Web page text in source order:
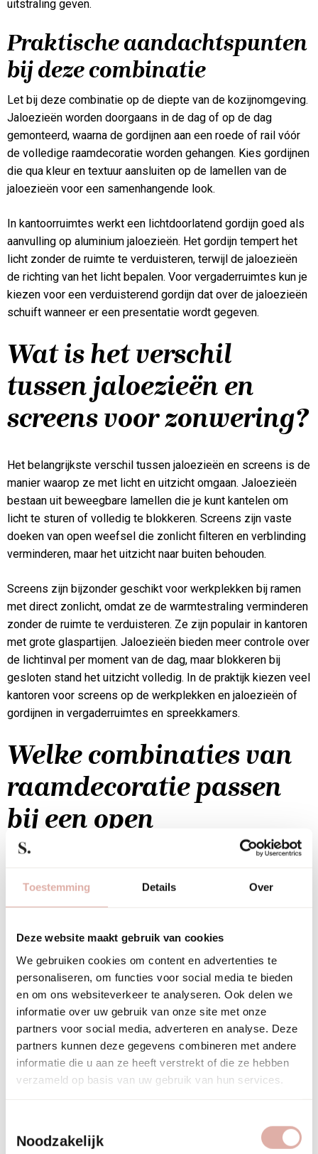
Toestemming Details Over
Deze website maakt gebruik van cookies
We gebruiken cookies om content en advertenties te
personaliseren, om functies voor social media te bieden
en om ons websiteverkeer te analyseren. Ook delen we
informatie over uw gebruik van onze site met onze
partners voor social media, adverteren en analyse. Deze
partners kunnen deze gegevens combineren met andere
informatie die u aan ze heeft verstrekt of die ze hebben
verzameld op basis van uw gebruik van hun services.
Noodzakelijk
uitstraling geven.
Praktische aandachtspunten
bij deze combinatie
Let bij deze combinatie op de diepte van de kozijnomgeving.
Jaloezieën worden doorgaans in de dag of op de dag
gemonteerd, waarna de gordijnen aan een roede of rail vóór
de volledige raamdecoratie worden gehangen. Kies gordijnen
die qua kleur en textuur aansluiten op de lamellen van de
jaloezieën voor een samenhangende look.
In kantoorruimtes werkt een lichtdoorlatend gordijn goed als
aanvulling op aluminium jaloezieën. Het gordijn tempert het
licht zonder de ruimte te verduisteren, terwijl de jaloezieën
de richting van het licht bepalen. Voor vergaderruimtes kun je
kiezen voor een verduisterend gordijn dat over de jaloezieën
schuift wanneer er een presentatie wordt gegeven.
Wat is het verschil
tussen jaloezieën en
screens voor zonwering?
Het belangrijkste verschil tussen jaloezieën en screens is de
manier waarop ze met licht en uitzicht omgaan. Jaloezieën
bestaan uit beweegbare lamellen die je kunt kantelen om
licht te sturen of volledig te blokkeren. Screens zijn vaste
doeken van open weefsel die zonlicht filteren en verblinding
verminderen, maar het uitzicht naar buiten behouden.
Screens zijn bijzonder geschikt voor werkplekken bij ramen
met direct zonlicht, omdat ze de warmtestraling verminderen
zonder de ruimte te verduisteren. Ze zijn populair in kantoren
met grote glaspartijen. Jaloezieën bieden meer controle over
de lichtinval per moment van de dag, maar blokkeren bij
gesloten stand het uitzicht volledig. In de praktijk kiezen veel
kantoren voor screens op de werkplekken en jaloezieën of
gordijnen in vergaderruimtes en spreekkamers.
Welke combinaties van
raamdecoratie passen
bij een open
kantooromgeving?
gordijnen het beste. Deze combinaties bieden zonwering en
maken. Ze sluiten aan bij de open, transparante sfeer die veel
moderne kantoren nastreven.
Een veelgebruikte aanpak is het plaatsen van screens langs
de buitengevel voor basiszonwering, aangevuld met
rolgordijnen in neutrale tinten voor individuele werkplekken of
zones. Zo kunnen medewerkers zelf hun lichtinval regelen
rest van het interieur, zodat de raamdecoratie onderdeel
wordt van het totaalontwerp in plaats van een losse